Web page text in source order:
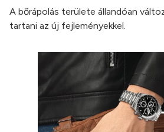
A bőrápolás területe állandóan
tartani az új fejleményekkel.